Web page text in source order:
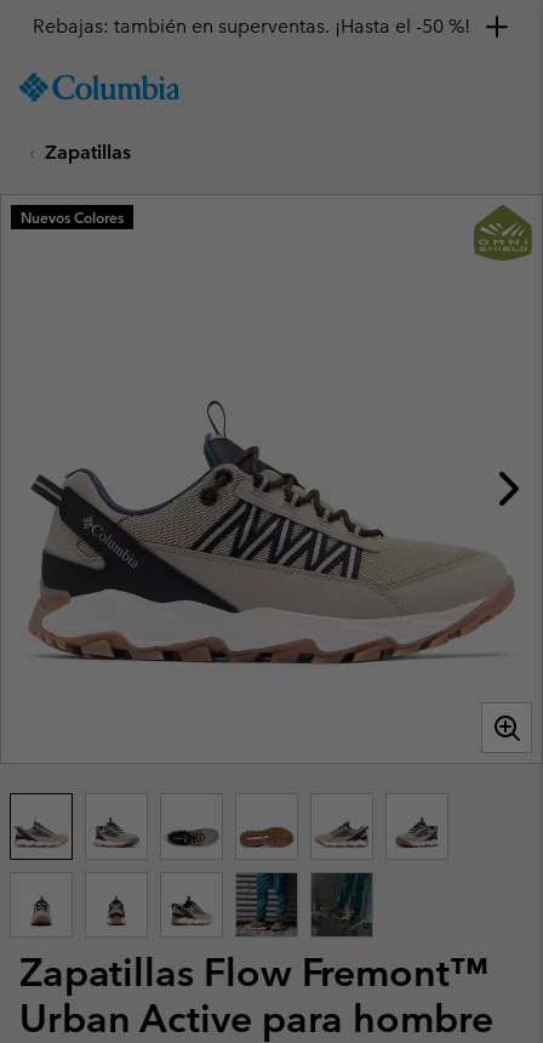
TO
SKIP
MAIN
NAV
Rebajas: también en superventas. ¡Hasta el -50 %!
Zapatillas
Zapatillas Flow Fremont™
Urban Active para hombre
Nuevos Colores